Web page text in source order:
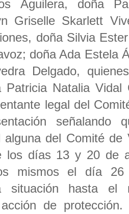
Aguilera, doña
Griselle Skarlett
doña Silvia
doña Ada Estela
Delgado,
Natalia Vidal
legal del
señalando
del Comité de
los días 13 y 20 de
mismos el día
situación hasta el
de protección.